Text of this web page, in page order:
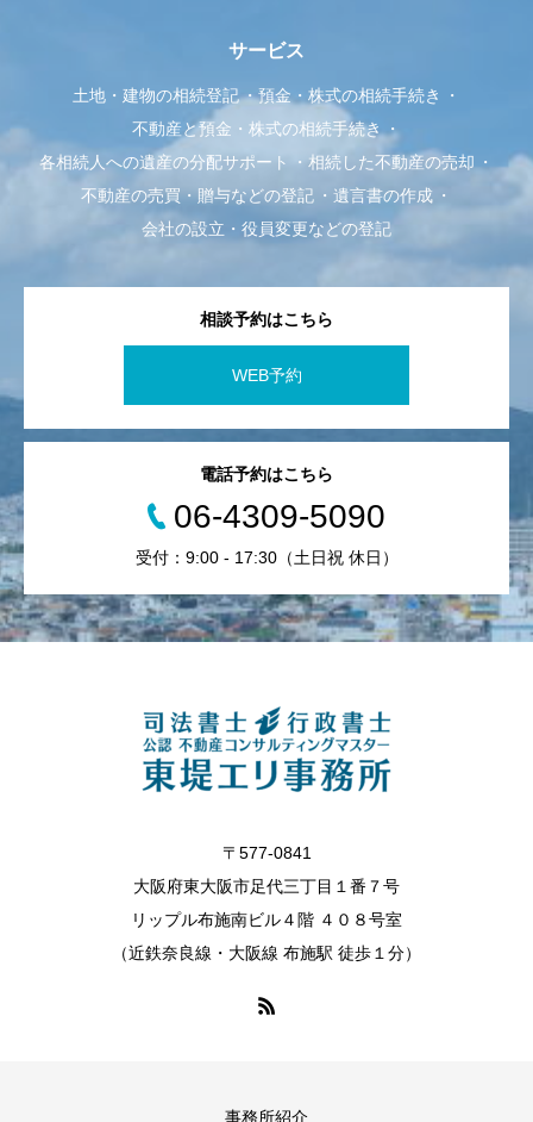
サービス
土地・建物の相続登記
預金・株式の相続手続き
不動産と預金・株式の相続手続き
各相続人への遺産の分配サポート
相続した不動産の売却
不動産の売買・贈与などの登記
遺言書の作成
会社の設立・役員変更などの登記
相談予約はこちら
WEB予約
電話予約はこちら
06-4309-5090
受付：9:00 - 17:30（土日祝 休日）
〒577-0841
大阪府東大阪市足代三丁目１番７号
リップル布施南ビル４階 ４０８号室
（近鉄奈良線・大阪線 布施駅 徒歩１分）
事務所紹介